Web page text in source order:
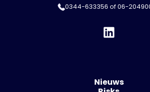
0344-633356 of06-
Nieuws